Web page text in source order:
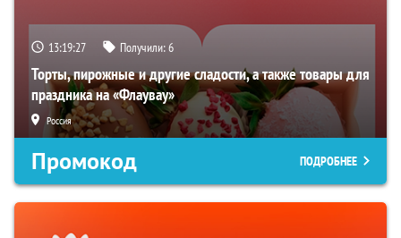
13:19:26 Получили:6
Торты, пирожные и другие сладости, а также товары для
праздника на «Флаувау»
Россия
Промокод ПОДРОБНЕЕ